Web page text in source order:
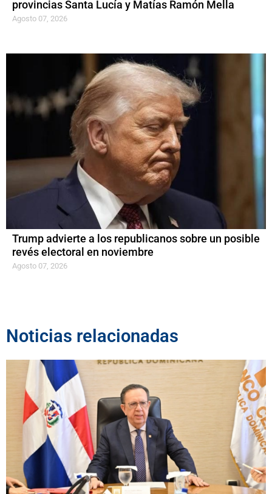
provincias Santa Lucía y Matías Ramón Mella
Agosto 07, 2026
Trump advierte a los republicanos sobre un posible
revés electoral en noviembre
Agosto 07, 2026
Noticias relacionadas